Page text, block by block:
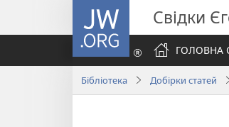
JW.ORG Свідки
ГОЛОВНА
Бібліотека Добірки статей